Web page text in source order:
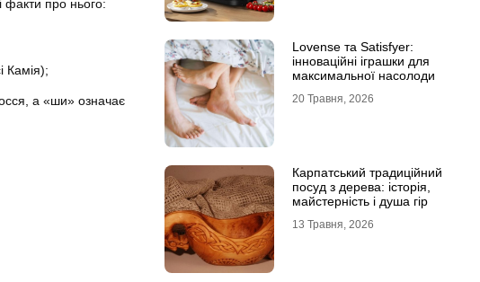
факти про нього:
Камія);
а «ши» означає
Lovense та Satisfyer:
інноваційні іграшки для
максимальної насолоди
20 Травня, 2026
Карпатський традиційний
посуд з дерева: історія,
майстерність і душа гір
13 Травня, 2026